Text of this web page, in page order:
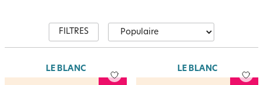
FILTRES
LE BLANC LE BLANC